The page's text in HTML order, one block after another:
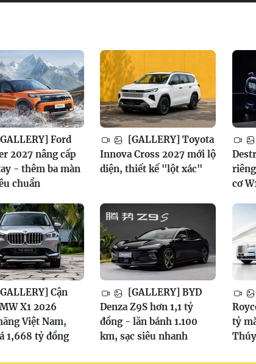
Ford
2027 nâng cấp
- thêm ba màn
chuẩn
[GALLERY] Toyota
Innova Cross 2027 mới lộ
diện, thiết kế "lột xác"
cơ
[GALLERY] Cận
X1 2026
Việt Nam,
1,668 tỷ đồng
[GALLERY] BYD
Denza Z9S hơn 1,1 tỷ
đồng - lăn bánh 1.100
km, sạc siêu nhanh
tỷ